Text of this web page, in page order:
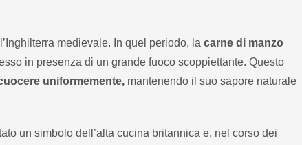
medievale. In quel periodo, la carne di manzo
in presenza di un grande fuoco scoppiettante. Questo
uniformemente, mantenendo il suo sapore naturale
un simbolo dell’alta cucina britannica e, nel corso dei